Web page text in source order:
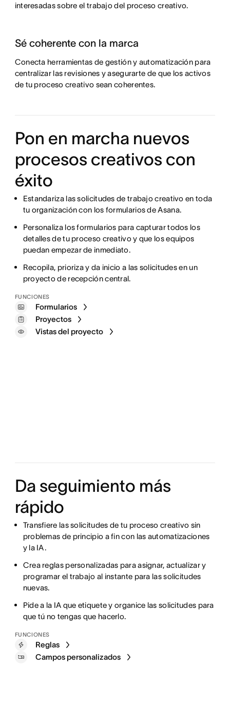
interesadas sobre el trabajo del proceso creativo.
Sé coherente con la marca
Conecta herramientas de gestión y automatización para
centralizar las revisiones y asegurarte de que los activos
de tu proceso creativo sean coherentes.
Pon en marcha nuevos
procesos creativos con
éxito
Estandariza las solicitudes de trabajo creativo en toda
tu organización con los formularios de Asana.
Personaliza los formularios para capturar todos los
detalles de tu proceso creativo y que los equipos
puedan empezar de inmediato.
Recopila, prioriza y da inicio a las solicitudes en un
proyecto de recepción central.
FUNCIONES
Formularios
Proyectos
Vistas del proyecto
Da seguimiento más
rápido
Transfiere las solicitudes de tu proceso creativo sin
problemas de principio a fin con las automatizaciones
y la IA.
Crea reglas personalizadas para asignar, actualizar y
programar el trabajo al instante para las solicitudes
nuevas.
Pide a la IA que etiquete y organice las solicitudes para
que tú no tengas que hacerlo.
FUNCIONES
Reglas
Campos personalizados